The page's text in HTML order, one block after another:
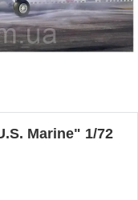
Marine" 1/72